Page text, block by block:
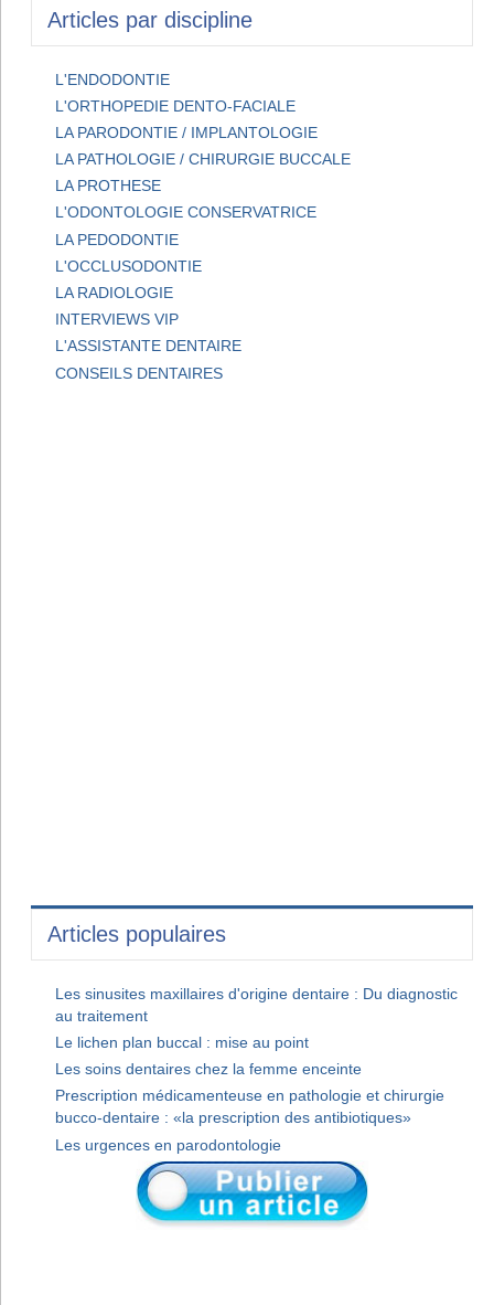
Articles par discipline
L'ENDODONTIE
L'ORTHOPEDIE DENTO-FACIALE
LA PARODONTIE / IMPLANTOLOGIE
LA PATHOLOGIE / CHIRURGIE BUCCALE
LA PROTHESE
L'ODONTOLOGIE CONSERVATRICE
LA PEDODONTIE
L'OCCLUSODONTIE
LA RADIOLOGIE
INTERVIEWS VIP
L'ASSISTANTE DENTAIRE
CONSEILS DENTAIRES
Articles populaires
Les sinusites maxillaires d'origine dentaire : Du diagnostic
au traitement
Le lichen plan buccal : mise au point
Les soins dentaires chez la femme enceinte
Prescription médicamenteuse en pathologie et chirurgie
bucco-dentaire : «la prescription des antibiotiques»
Les urgences en parodontologie